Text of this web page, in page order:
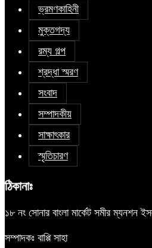
ভ্রমণকাহিনী
মুক্তগদ্য
রম্য গল্প
শ্রদ্ধা স্মরণ
সংবাদ
সম্পাদকীয়
সাক্ষাৎকার
স্মৃতিচারণ
ঠিকানাঃ
১৮ নং সোনার বাংলা মার্কেট সমীর ম্যনশন
সম্পাদকঃ বাপ্পি সাহা